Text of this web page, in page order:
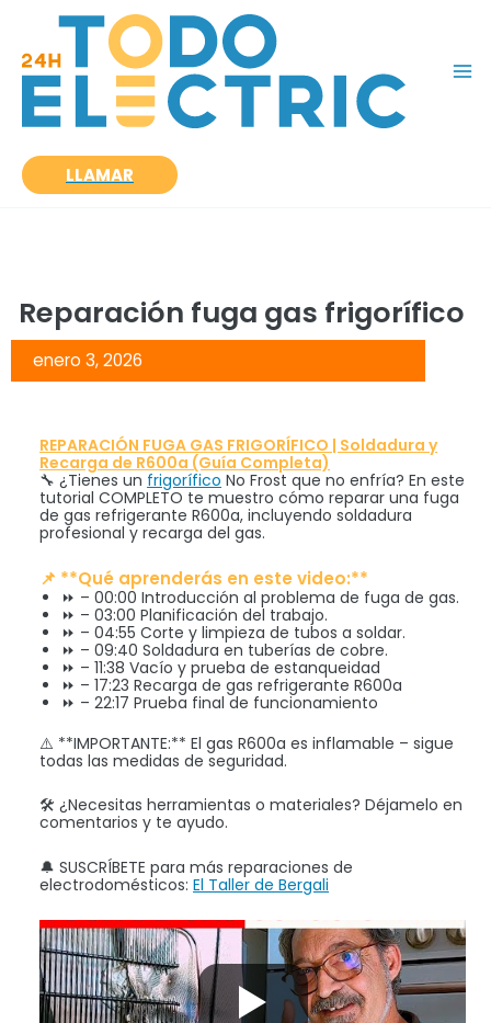
LLAMAR
Reparación fuga gas frigorífico
enero 3, 2026
REPARACIÓN FUGA GAS FRIGORÍFICO | Soldadura y
Recarga de R600a (Guía Completa)
🔧 ¿Tienes un frigorífico No Frost que no enfría? En este
tutorial COMPLETO te muestro cómo reparar una fuga
de gas refrigerante R600a, incluyendo soldadura
profesional y recarga del gas.
📌 **Qué aprenderás en este video:**
⏩ – 00:00 Introducción al problema de fuga de gas.
⏩ – 03:00 Planificación del trabajo.
⏩ – 04:55 Corte y limpieza de tubos a soldar.
⏩ – 09:40 Soldadura en tuberías de cobre.
⏩ – 11:38 Vacío y prueba de estanqueidad
⏩ – 17:23 Recarga de gas refrigerante R600a
⏩ – 22:17 Prueba final de funcionamiento
⚠️ **IMPORTANTE:** El gas R600a es inflamable – sigue
todas las medidas de seguridad.
🛠️ ¿Necesitas herramientas o materiales? Déjamelo en
comentarios y te ayudo.
🔔 SUSCRÍBETE para más reparaciones de
electrodomésticos:El Taller de Bergali